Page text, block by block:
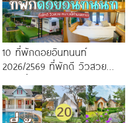
10 ที่พักดอยอินทนนท์
2026/2569 ที่พักดี วิวสวย